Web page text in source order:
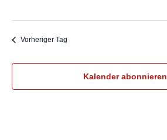
Vorheriger Tag
Kalender abonnieren